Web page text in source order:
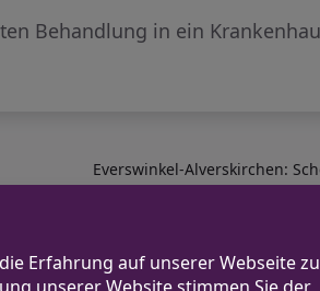
Behandlung in ein
Everswinkel-Alverskirchen: